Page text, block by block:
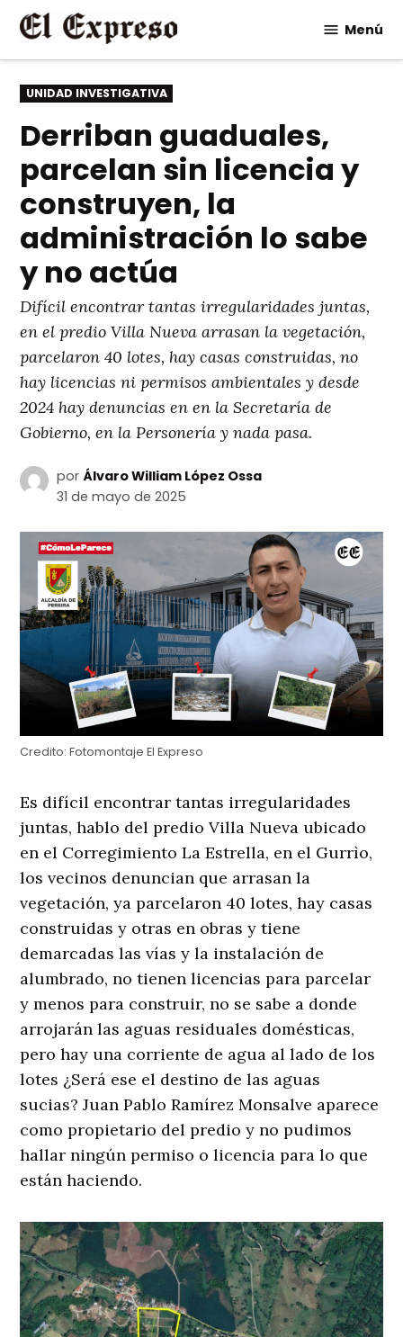
Saltar
contenido
Menú
PUBLICADO
EN
UNIDAD INVESTIGATIVA
Derriban guaduales,
parcelan sin licencia y
construyen, la
administración lo sabe
y no actúa
Difícil encontrar tantas irregularidades juntas,
en el predio Villa Nueva arrasan la vegetación,
parcelaron 40 lotes, hay casas construidas, no
hay licencias ni permisos ambientales y desde
2024 hay denuncias en en la Secretaría de
Gobierno, en la Personería y nada pasa.
por Álvaro William López Ossa
31 de mayo de 2025
Credito: Fotomontaje El Expreso
Es difícil encontrar tantas irregularidades
juntas, hablo del predio Villa Nueva ubicado
en el Corregimiento La Estrella, en el Gurrìo,
los vecinos denuncian que arrasan la
vegetación, ya parcelaron 40 lotes, hay casas
construidas y otras en obras y tiene
demarcadas las vías y la instalación de
alumbrado, no tienen licencias para parcelar
y menos para construir, no se sabe a donde
arrojarán las aguas residuales domésticas,
pero hay una corriente de agua al lado de los
lotes ¿Será ese el destino de las aguas
sucias? Juan Pablo Ramírez Monsalve aparece
como propietario del predio y no pudimos
hallar ningún permiso o licencia para lo que
están haciendo.